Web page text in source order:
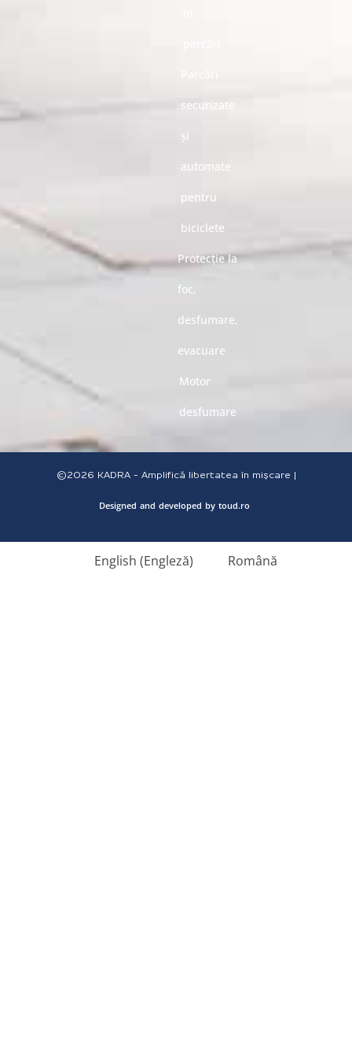
securizate
și
automate
pentru
biciclete
Protecție la
foc,
desfumare,
evacuare
Motor
desfumare
©2026 KADRA - Amplifică libertatea în mișcare |
Designed and developed by toud.ro
English (Engleză) Română